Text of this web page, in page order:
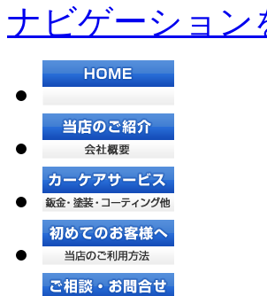
ナビゲーション